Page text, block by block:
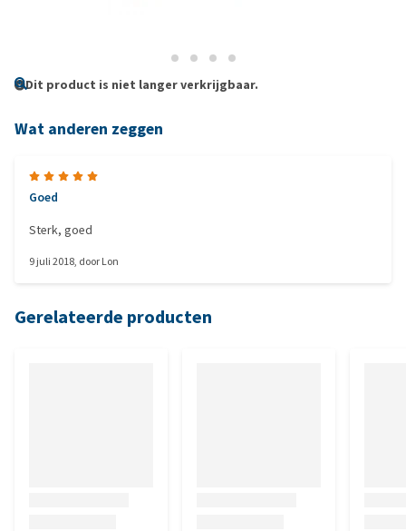
Dit product is niet langer verkrijgbaar.
Wat anderen zeggen
Goed
Sterk, goed
9 juli 2018, doorLon
Gerelateerde producten